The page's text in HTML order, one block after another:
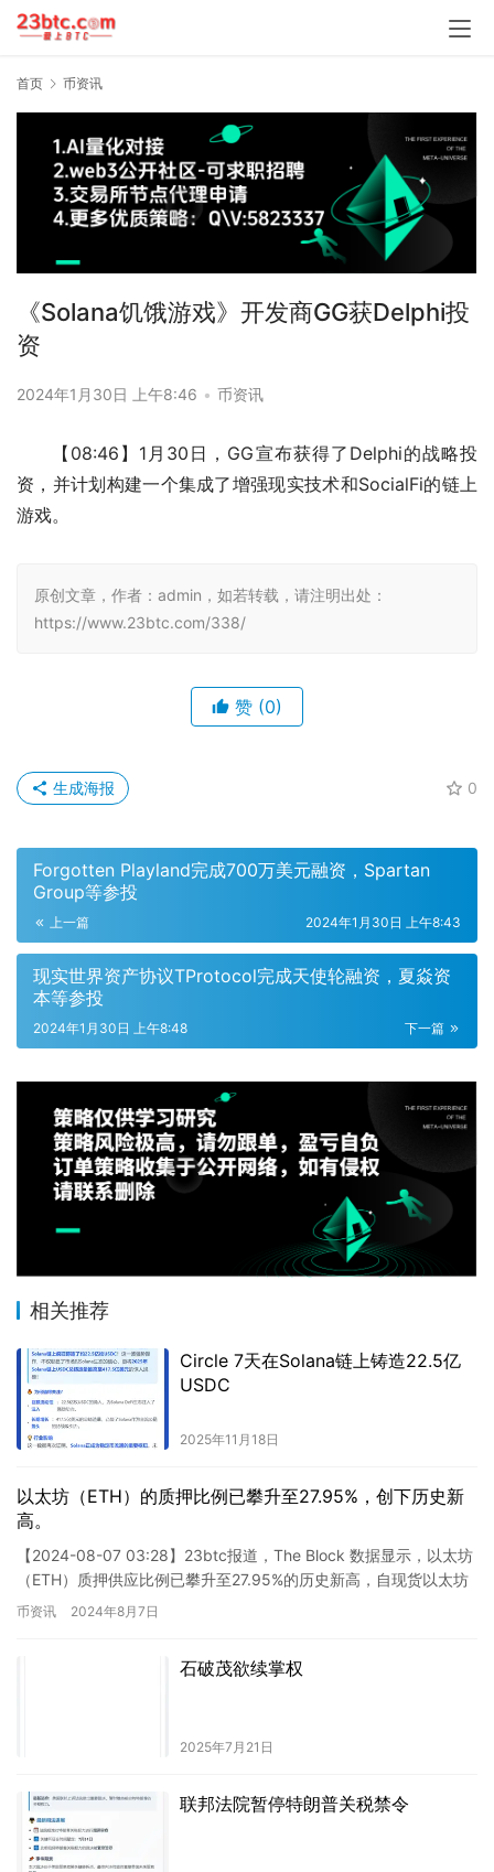
首页 币资讯
《Solana饥饿游戏》开发商GG获Delphi投
资
2024年1月30日 上午8:46 • 币资讯
【08:46】1月30日，GG宣布获得了Delphi的战略投
资，并计划构建一个集成了增强现实技术和SocialFi的链上
游戏。
原创文章，作者：admin，如若转载，请注明出处：
https://www.23btc.com/338/
赞 (0)
0
生成海报
Forgotten Playland完成700万美元融资，Spartan
Group等参投
上一篇 2024年1月30日 上午8:43
现实世界资产协议TProtocol完成天使轮融资，夏焱资
本等参投
下一篇
2024年1月30日 上午8:48
相关推荐
Circle 7天在Solana链上铸造22.5亿
USDC
2025年11月18日
以太坊（ETH）的质押比例已攀升至27.95%，创下历史新
高。
【2024-08-07 03:28】23btc报道，The Block 数据显示，以太坊
（ETH）质押供应比例已攀升至27.95%的历史新高，自现货以太坊
ETF推出以来，质押比例提…
币资讯 2024年8月7日
石破茂欲续掌权
2025年7月21日
联邦法院暂停特朗普关税禁令